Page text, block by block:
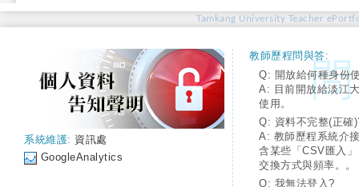
Tamkang University Teacher
系統維護: 資訊處
GoogleAnalytics
教師歷程問與答:
Q: 開放給何種身份
A: 目前開放給淡江
使用。
Q: 資料不完整(正確
A: 教師歷程系統介
含某些「CSV匯入
交換方式與頻率。。
Q: 我無法登入?